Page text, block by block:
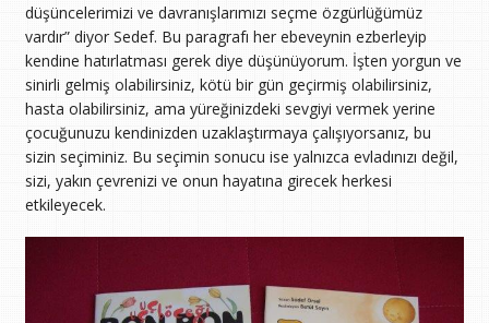
düşüncelerimizi ve davranışlarımızı seçme özgürlüğümüz
vardır” diyor Sedef. Bu paragrafı her ebeveynin ezberleyip
kendine hatırlatması gerek diye düşünüyorum. İşten yorgun ve
sinirli gelmiş olabilirsiniz, kötü bir gün geçirmiş olabilirsiniz,
hasta olabilirsiniz, ama yüreğinizdeki sevgiyi vermek yerine
çocuğunuzu kendinizden uzaklaştırmaya çalışıyorsanız, bu
sizin seçiminiz. Bu seçimin sonucu ise yalnızca evladınızı değil,
sizi, yakın çevrenizi ve onun hayatına girecek herkesi
etkileyecek.